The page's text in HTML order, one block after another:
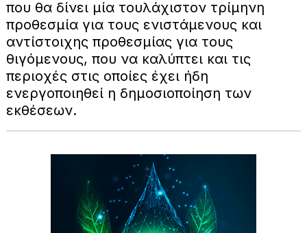
που θα δίνει μία τουλάχιστον τρίμηνη
προθεσμία για τους ενιστάμενους και
αντίστοιχης προθεσμίας για τους
θιγόμενους, που να καλύπτει και τις
περιοχές στις οποίες έχει ήδη
ενεργοποιηθεί η δημοσιοποίηση των
εκθέσεων.